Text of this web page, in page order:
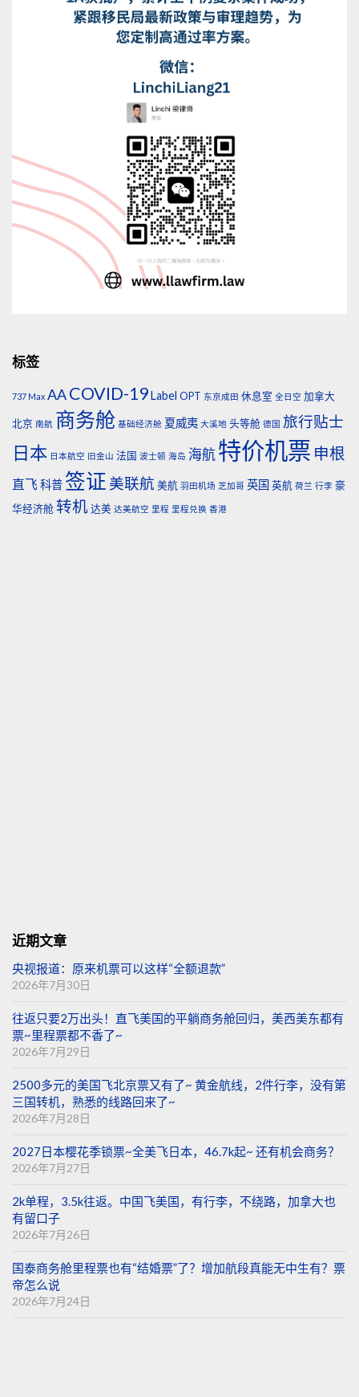
标签
737 Max AACOVID-19Label OPT 东京成田 休息室 全日空 加拿大
北京 南航 商务舱 基础经济舱 夏威夷 大溪地 头等舱 德国 旅行贴士
日本 日本航空 旧金山 法国 波士顿 海岛 海航特价机票 申根
直飞 科普 签证 美联航 美航 羽田机场 芝加哥 英国 英航 荷兰 行李 豪
华经济舱 转机达美 达美航空 里程 里程兑换 香港
近期文章
央视报道：原来机票可以这样“全额退款”
2026年7月30日
往返只要2万出头！直飞美国的平躺商务舱回归，美西美东都有
票~里程票都不香了~
2026年7月29日
2500多元的美国飞北京票又有了~ 黄金航线，2件行李，没有第
三国转机，熟悉的线路回来了~
2026年7月28日
2027日本樱花季锁票~全美飞日本，46.7k起~ 还有机会商务？
2026年7月27日
2k单程，3.5k往返。中国飞美国，有行李，不绕路，加拿大也
有留口子
2026年7月26日
国泰商务舱里程票也有“结婚票”了？增加航段真能无中生有？票
帝怎么说
2026年7月24日